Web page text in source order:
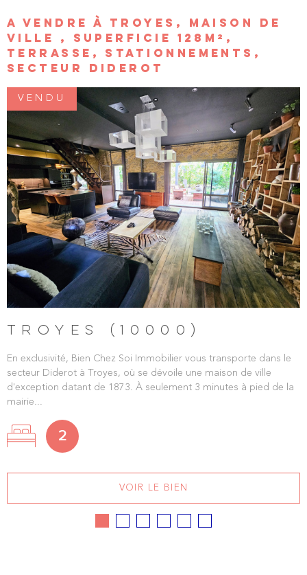
LIVRE
NOTRE
A VENDRE À TROYES, MAISON DE
VILLE , SUPERFICIE 128M²,
TERRASSE, STATIONNEMENTS,
SECTEUR DIDEROT
VENDU
TROYES (10000)
En exclusivité, Bien Chez Soi Immobilier vous transporte dans le
secteur Diderot à Troyes, où se dévoile une maison de ville
d'exception datant de 1873. À seulement 3 minutes à pied de la
mairie...
2
VOIR LE BIEN